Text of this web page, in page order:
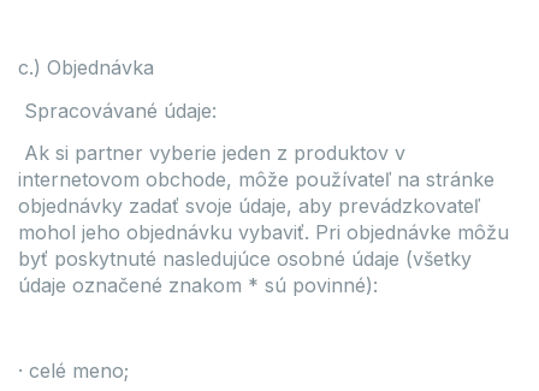
c.) Objednávka
Spracovávané údaje:
Ak si partner vyberie jeden z produktov v
internetovom obchode, môže používateľ na stránke
objednávky zadať svoje údaje, aby prevádzkovateľ
mohol jeho objednávku vybaviť. Pri objednávke môžu
byť poskytnuté nasledujúce osobné údaje (všetky
údaje označené znakom * sú povinné):
· celé meno;